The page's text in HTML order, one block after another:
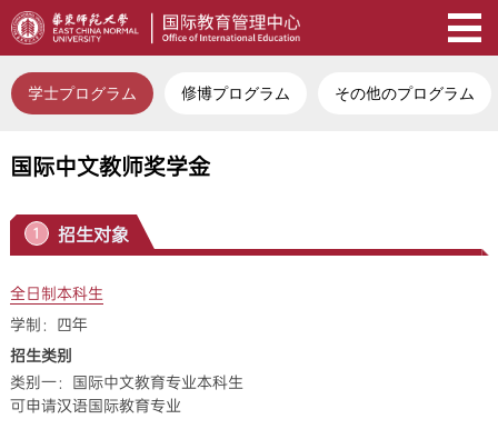
学士プログラム 修博プログラム その他のプログラム
国际中文教师奖学金
1 招生对象
全日制本科生
学制：四年
招生类别
类别一：国际中文教育专业本科生
可申请汉语国际教育专业